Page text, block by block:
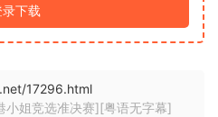
录下载
17296.html
姐竞选准决赛][粤语无字幕]